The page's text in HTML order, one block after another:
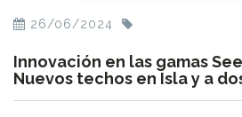
26/06/2024
Innovación en las gamas
Nuevos techos en Isla y a